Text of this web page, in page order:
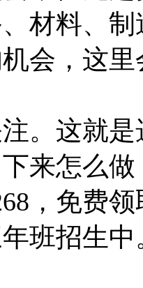
材料、
会，这
。这就
来怎么
，免费
班招生中